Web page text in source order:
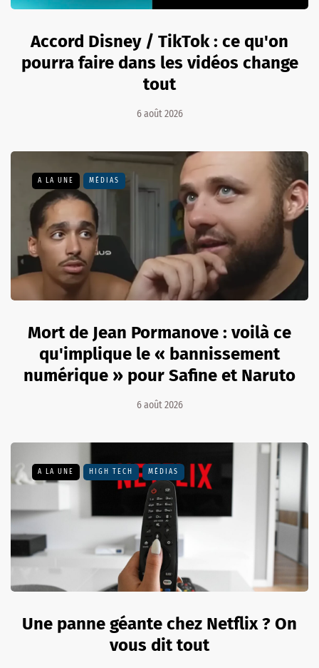
Accord Disney / TikTok : ce qu'on
pourra faire dans les vidéos change
tout
6 août 2026
A LA UNE MÉDIAS
Mort de Jean Pormanove : voilà ce
qu'implique le « bannissement
numérique » pour Safine et Naruto
6 août 2026
A LA UNE HIGH TECH MÉDIAS
Une panne géante chez Netflix ? On
vous dit tout